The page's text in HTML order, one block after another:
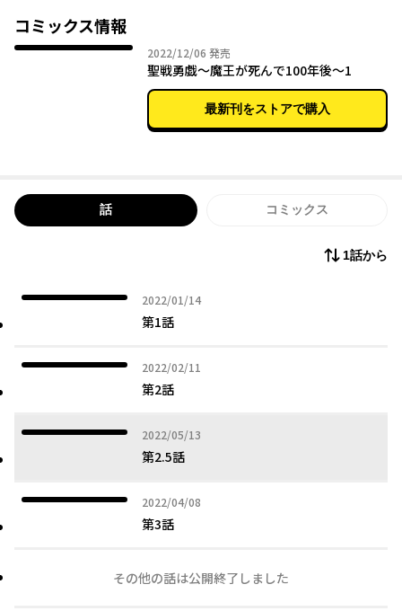
コミックス情報
2022/12/06 2022年12月06日
発売
聖戦勇戯～魔王が死んで100年後～1
最新刊をストアで購入
話 コミックス
1話から
2022/01/14
2022年01月14日
第1話
2022/02/11
2022年02月11日
第2話
2022/05/13
2022年05月13日
第2.5話
2022/04/08
2022年04月08日
第3話
その他の話は公開終了しました